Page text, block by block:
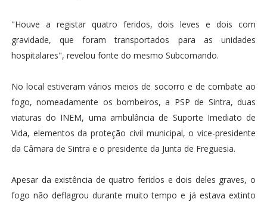
"Houve a registar quatro feridos, dois leves e dois com
gravidade, que foram transportados para as unidades
hospitalares", revelou fonte do mesmo Subcomando.
No local estiveram vários meios de socorro e de combate ao
fogo, nomeadamente os bombeiros, a PSP de Sintra, duas
viaturas do INEM, uma ambulância de Suporte Imediato de
Vida, elementos da proteção civil municipal, o vice-presidente
da Câmara de Sintra e o presidente da Junta de Freguesia.
Apesar da existência de quatro feridos e dois deles graves, o
fogo não deflagrou durante muito tempo e já estava extinto